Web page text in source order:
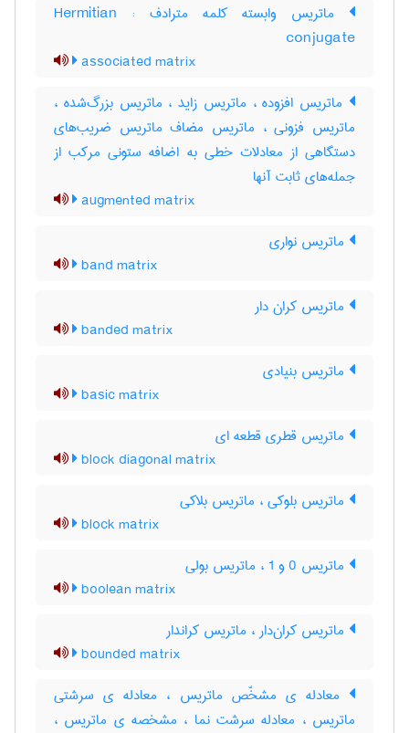
ماتریس وابسته کلمه مترادف : Hermitian
conjugate
associated matrix
ماتریس افزوده ، ماتریس زاید ، ماتریس بزرگ‌شده ،
ماتریس فزونی ، ماتریس مضاف ماتریس ضریب‌های
دستگاهی از معادلات خطی به اضافه ستونی مرکب از
جمله‌های ثابت آنها
augmented matrix
ماتریس نواری
band matrix
ماتریس کران دار
banded matrix
ماتریس بنیادی
basic matrix
ماتریس قطری قطعه ای
block diagonal matrix
ماتریس بلوکی ، ماتریس بلاکی
block matrix
ماتریس 0 و 1 ، ماتریس بولی
boolean matrix
ماتریس کران‌دار ، ماتریس کراندار
bounded matrix
معادله ی مشخّص ماتریس ، معادله ی سرشتی
ماتریس ، معادله سرشت نما ، مشخصه ی ماتریس ،